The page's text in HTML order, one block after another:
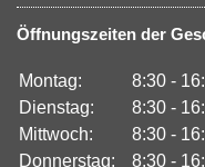
Öffnungszeiten der
Montag:
8:30 -
Dienstag:
8:30 -
Mittwoch:
8:30 -
Donnerstag:
8:30 -